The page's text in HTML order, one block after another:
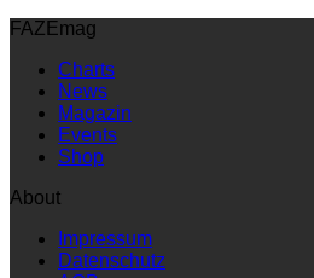
FAZEmag
Charts
News
Magazin
Events
Shop
About
Impressum
Datenschutz